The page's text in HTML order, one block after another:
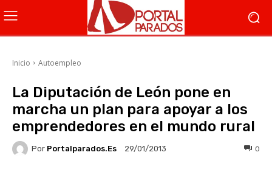
Inicio Autoempleo
La Diputación de León pone en
marcha un plan para apoyar a los
emprendedores en el mundo rural
Por Portalparados.es 29/01/2013 0